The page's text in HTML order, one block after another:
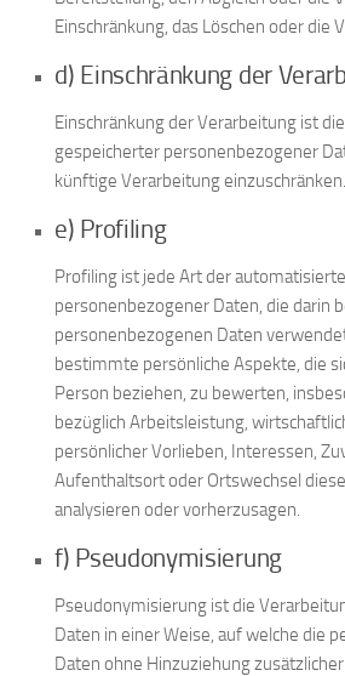
Einschränkung, das Löschen oder die
d) Einschränkung der
Einschränkung der Verarbeitung ist
gespeicherter personenbezogener
künftige Verarbeitung einzuschränken.
e) Profiling
Profiling ist jede Art der
personenbezogener Daten, die darin
personenbezogenen Daten
bestimmte persönliche Aspekte, die
Person beziehen, zu bewerten,
bezüglich Arbeitsleistung,
persönlicher Vorlieben, Interessen,
Aufenthaltsort oder Ortswechsel
analysieren oder vorherzusagen.
f) Pseudonymisierung
Pseudonymisierung ist die
Daten in einer Weise, auf welche die
Daten ohne Hinzuziehung